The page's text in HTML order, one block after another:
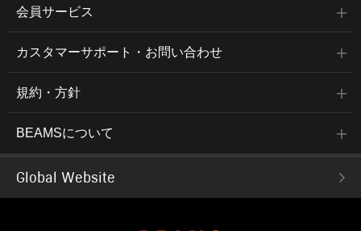
会員サービス
カスタマーサポート・お問い合わせ
規約・方針
BEAMSについて
Global Website